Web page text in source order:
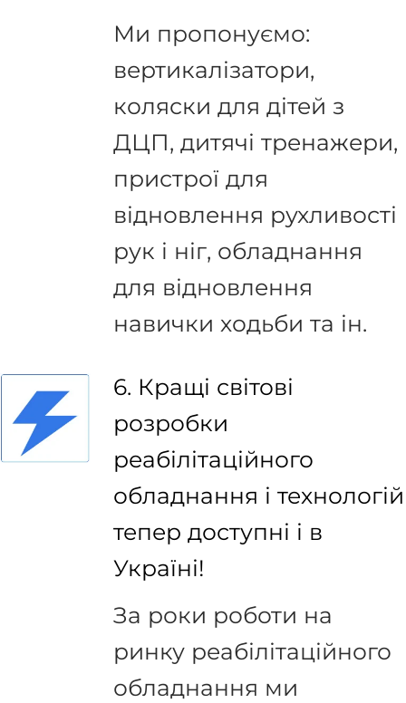
Ми пропонуємо:
вертикалізатори,
коляски для дітей з
ДЦП, дитячі тренажери,
пристрої для
відновлення рухливості
рук і ніг, обладнання
для відновлення
навички ходьби та ін.
6. Кращі світові
розробки
реабілітаційного
обладнання і технологій
тепер доступні і в
Україні!
За роки роботи на
ринку реабілітаційного
обладнання ми